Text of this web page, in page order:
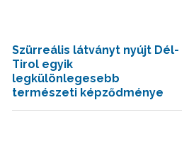
Szürreális látványt nyújt Dél-
Tirol egyik
legkülönlegesebb
természeti képződménye